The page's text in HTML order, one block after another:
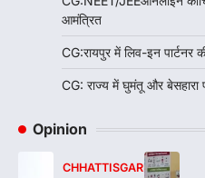
आमंत्रित
CG:रायपुर में लिव-इन
CG: राज्य में घुमंतू और बेसहारा
Opinion
CHHATTISGARH